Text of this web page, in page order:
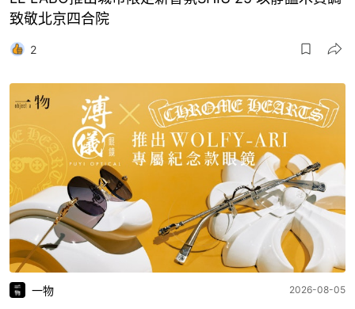
致敬北京四合院
2
一物 2026-08-05